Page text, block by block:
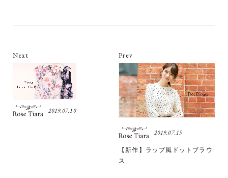
Prev
2019.07.15
【新作】ラップ風ドットブラウ
ス
Next
2019.07.10